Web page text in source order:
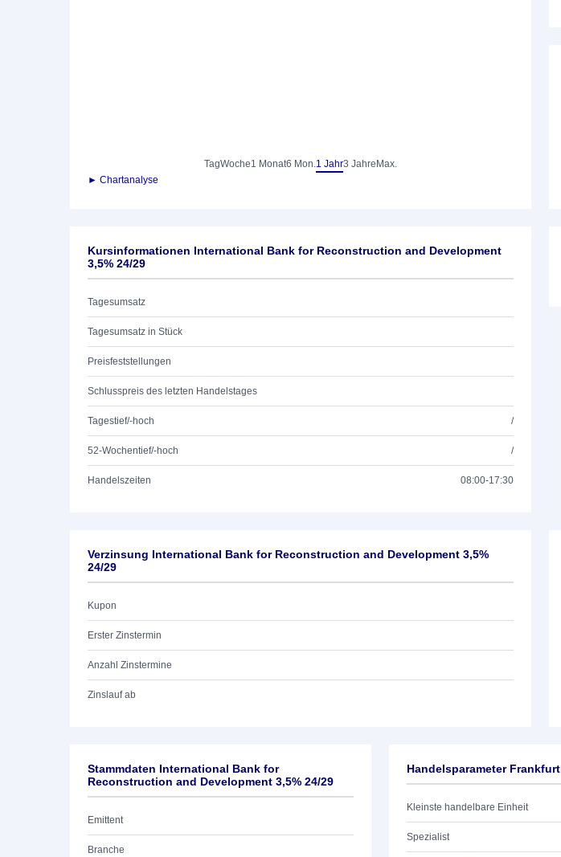
TagWoche1 Monat6 Mon.1 Jahr3 Jahre Max.
► Chartanalyse
Kursinformationen International Bank for Reconstruction and Development
3,5% 24/29
Tagesumsatz
Tagesumsatz in Stück
Preisfeststellungen
Schlusspreis des letzten Handelstages
Tagestief/-hoch /
52-Wochentief/-hoch /
Handelszeiten 08:00-17:30
Verzinsung International Bank for Reconstruction and Development 3,5%
24/29
Kupon
Erster Zinstermin
Anzahl Zinstermine
Zinslauf ab
Stammdaten International Bank for
Reconstruction and Development 3,5% 24/29
Emittent
Branche
Handelsparameter Frankfurt
Kleinste handelbare Einheit
Spezialist